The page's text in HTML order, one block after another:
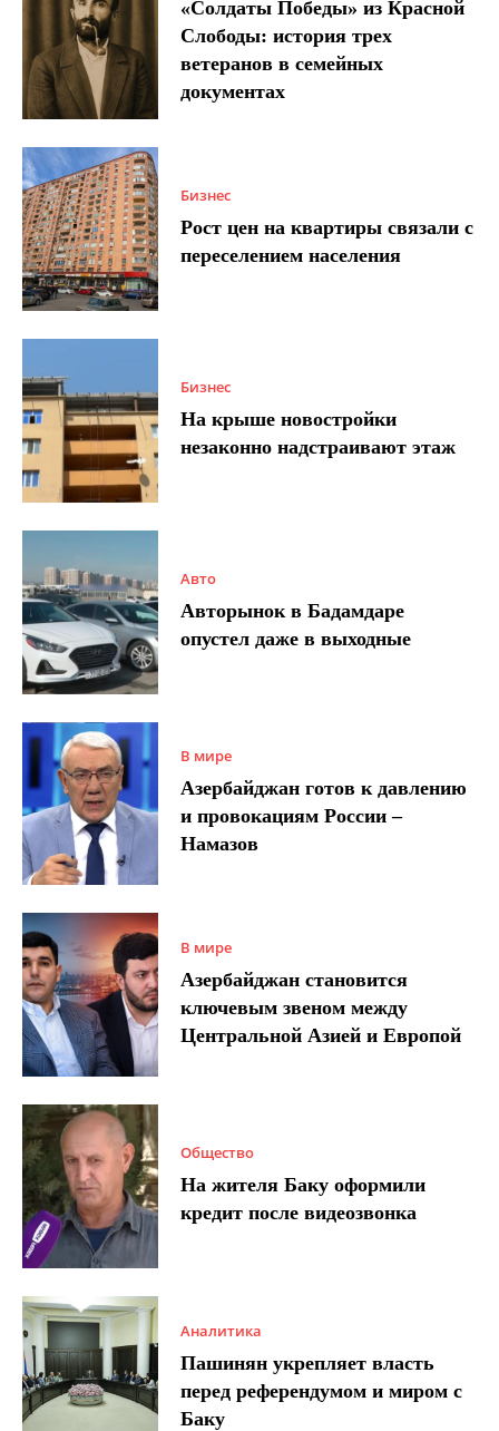
«Солдаты Победы» из Красной
Слободы: история трех
ветеранов в семейных
документах
Бизнес
Рост цен на квартиры связали с
переселением населения
Бизнес
На крыше новостройки
незаконно надстраивают этаж
Авто
Авторынок в Бадамдаре
опустел даже в выходные
В мире
Азербайджан готов к давлению
и провокациям России –
Намазов
В мире
Азербайджан становится
ключевым звеном между
Центральной Азией и Европой
Общество
На жителя Баку оформили
кредит после видеозвонка
Аналитика
Пашинян укрепляет власть
перед референдумом и миром с
Баку